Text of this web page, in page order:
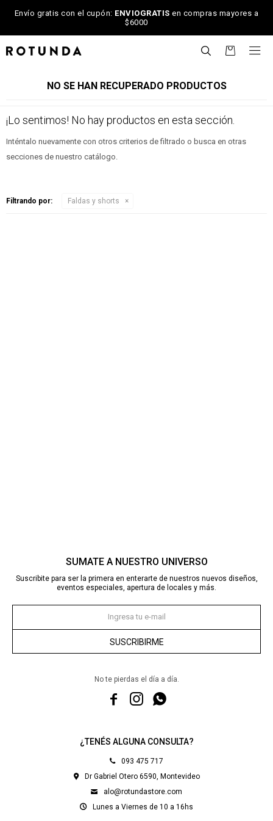
Envío gratis con el cupón: ENVIOGRATIS en compras mayores a
$6000

NO SE HAN RECUPERADO PRODUCTOS
¡Lo sentimos! No hay productos en esta sección.
Inténtalo nuevamente con otros criterios de filtrado o busca en otras
secciones de nuestro catálogo.
Filtrando por: Faldas y shorts
¿TENÉS ALGUNA CONSULTA?
093 475 717
Dr Gabriel Otero 6590, Montevideo
alo@rotundastore.com
Lunes a Viernes de 10 a 16hs
SUMATE A NUESTRO UNIVERSO
Suscribite para ser la primera en enterarte de nuestros nuevos diseños,
eventos especiales, apertura de locales y más.
SUSCRIBIRME
No te pierdas el día a día.
  